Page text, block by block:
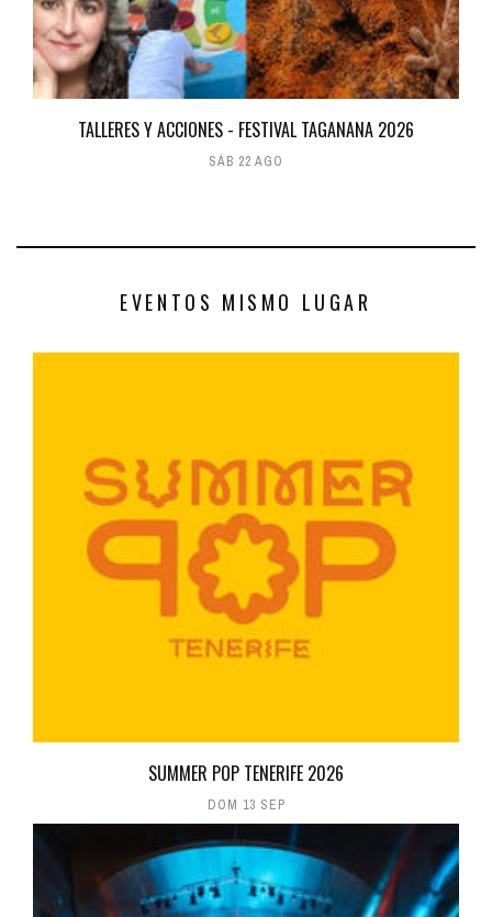
TALLERES Y ACCIONES - FESTIVAL TAGANANA 2026
SÁB 22 AGO
EVENTOS MISMO LUGAR
SUMMER POP TENERIFE 2026
DOM 13 SEP